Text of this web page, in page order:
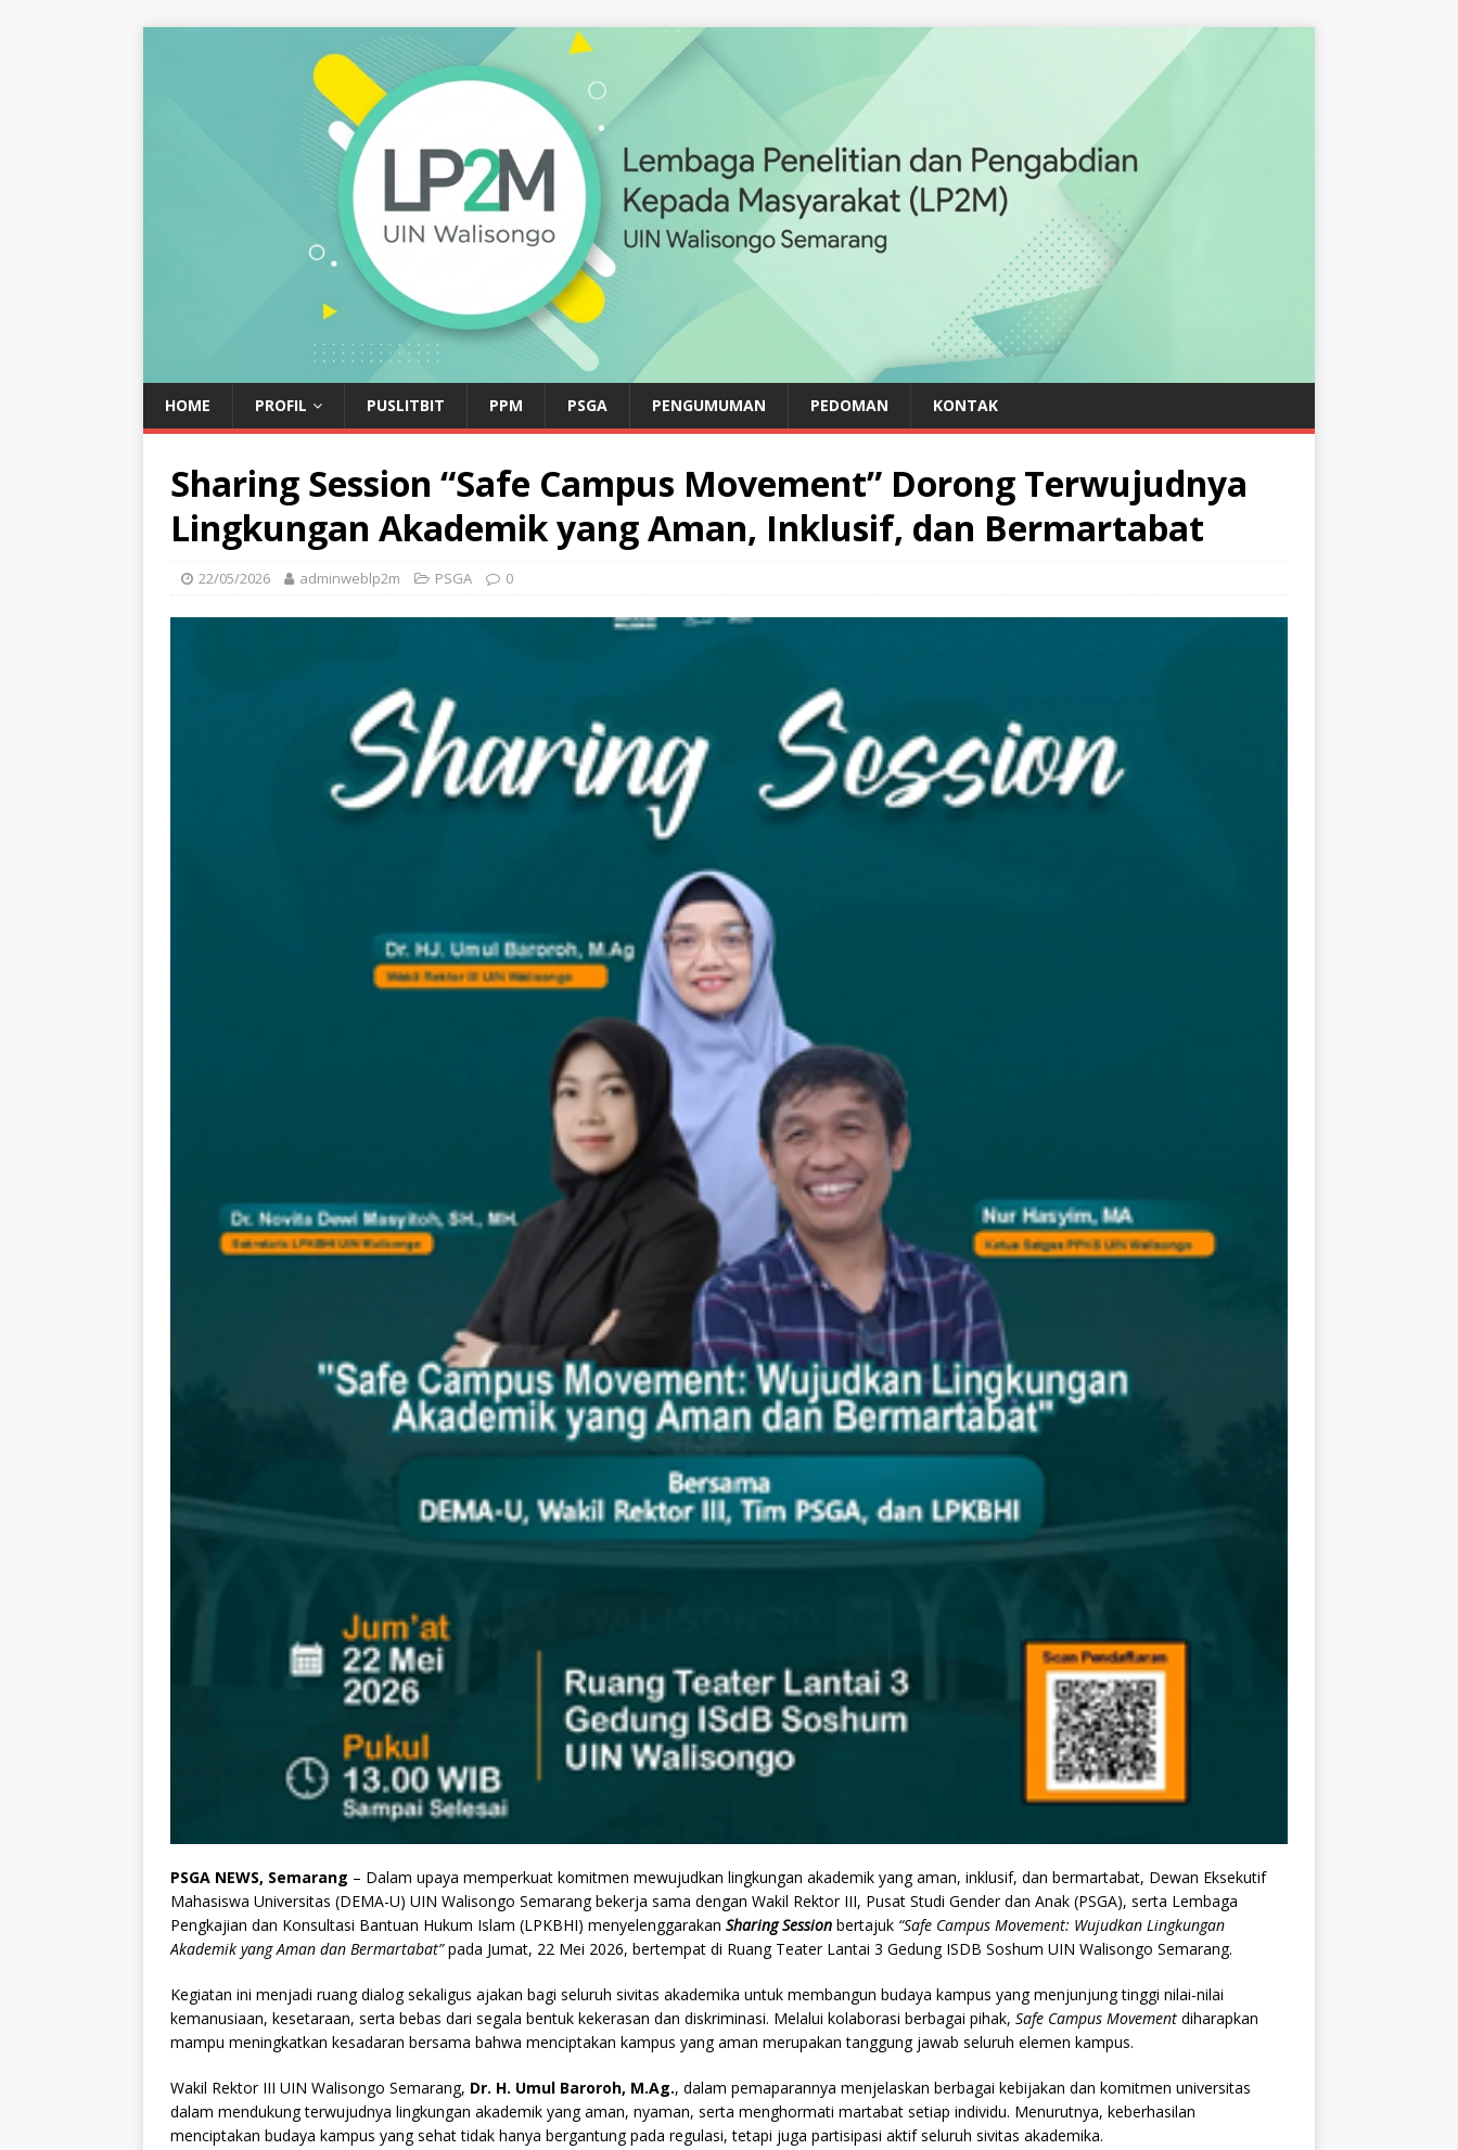
HOME PROFIL PUSLITBIT PPM PSGA PENGUMUMAN PEDOMAN KONTAK
Sharing Session “Safe Campus Movement” Dorong Terwujudnya
Lingkungan Akademik yang Aman, Inklusif, dan Bermartabat
22/05/2026 adminweblp2m PSGA 0
PSGA NEWS, Semarang – Dalam upaya memperkuat komitmen mewujudkan lingkungan akademik yang aman, inklusif, dan bermartabat, Dewan Eksekutif
Mahasiswa Universitas (DEMA-U) UIN Walisongo Semarang bekerja sama dengan Wakil Rektor III, Pusat Studi Gender dan Anak (PSGA), serta Lembaga
Pengkajian dan Konsultasi Bantuan Hukum Islam (LPKBHI) menyelenggarakan Sharing Session bertajuk “Safe Campus Movement: Wujudkan Lingkungan
Akademik yang Aman dan Bermartabat”pada Jumat, 22 Mei 2026, bertempat di Ruang Teater Lantai 3 Gedung ISDB Soshum UIN Walisongo Semarang.
Kegiatan ini menjadi ruang dialog sekaligus ajakan bagi seluruh sivitas akademika untuk membangun budaya kampus yang menjunjung tinggi nilai-nilai
kemanusiaan, kesetaraan, serta bebas dari segala bentuk kekerasan dan diskriminasi. Melalui kolaborasi berbagai pihak, Safe Campus Movement diharapkan
mampu meningkatkan kesadaran bersama bahwa menciptakan kampus yang aman merupakan tanggung jawab seluruh elemen kampus.
Wakil Rektor III UIN Walisongo Semarang, Dr. H. Umul Baroroh, M.Ag., dalam pemaparannya menjelaskan berbagai kebijakan dan komitmen universitas
dalam mendukung terwujudnya lingkungan akademik yang aman, nyaman, serta menghormati martabat setiap individu. Menurutnya, keberhasilan
menciptakan budaya kampus yang sehat tidak hanya bergantung pada regulasi, tetapi juga partisipasi aktif seluruh sivitas akademika.